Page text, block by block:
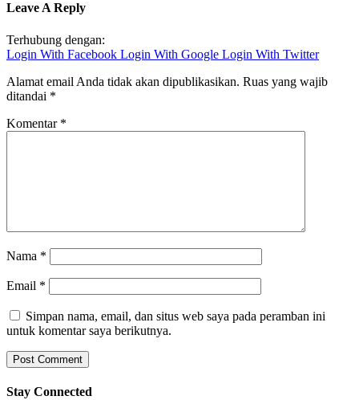
Leave A Reply
Terhubung dengan:
Login With Facebook Login With Google Login With Twitter
Alamat email Anda tidak akan dipublikasikan. Ruas yang wajib
ditandai *
Komentar *
Nama *
Email *
Simpan nama, email, dan situs web saya pada peramban ini
untuk komentar saya berikutnya.
Stay Connected